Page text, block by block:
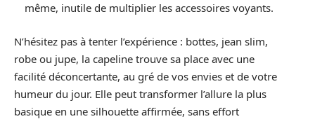
même, inutile de multiplier les accessoires voyants.
N’hésitez pas à tenter l’expérience : bottes, jean slim,
robe ou jupe, la capeline trouve sa place avec une
facilité déconcertante, au gré de vos envies et de votre
humeur du jour. Elle peut transformer l’allure la plus
basique en une silhouette affirmée, sans effort